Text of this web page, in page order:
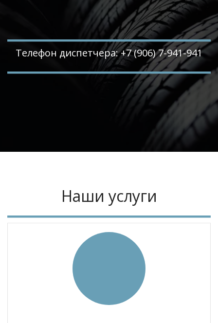
Телефон диспетчера: +7 (906) 7-941-941
Наши услуги